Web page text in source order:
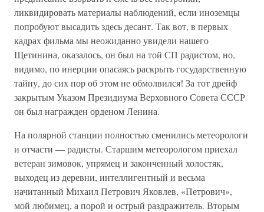
ликвидировать материалы наблюдений, если иноземцы
попробуют высадить здесь десант. Так вот, в первых
кадрах фильма мы неожиданно увидели нашего
Щетинина, оказалось, он был на той СП радистом, но,
видимо, по инерции опасаясь раскрыть государственную
тайну, до сих пор об этом не обмолвился! За тот дрейф
закрытым Указом Президиума Верховного Совета СССР
он был награжден орденом Ленина.
На полярной станции полностью сменились метеорологи
и отчасти — радисты. Старшим метеорологом приехал
ветеран зимовок, упрямец и законченный холостяк,
выходец из деревни, интеллигентный и весьма
начитанный Михаил Петрович Яковлев, «Петрович»,
мой любимец, а порой и острый раздражитель. Вторым